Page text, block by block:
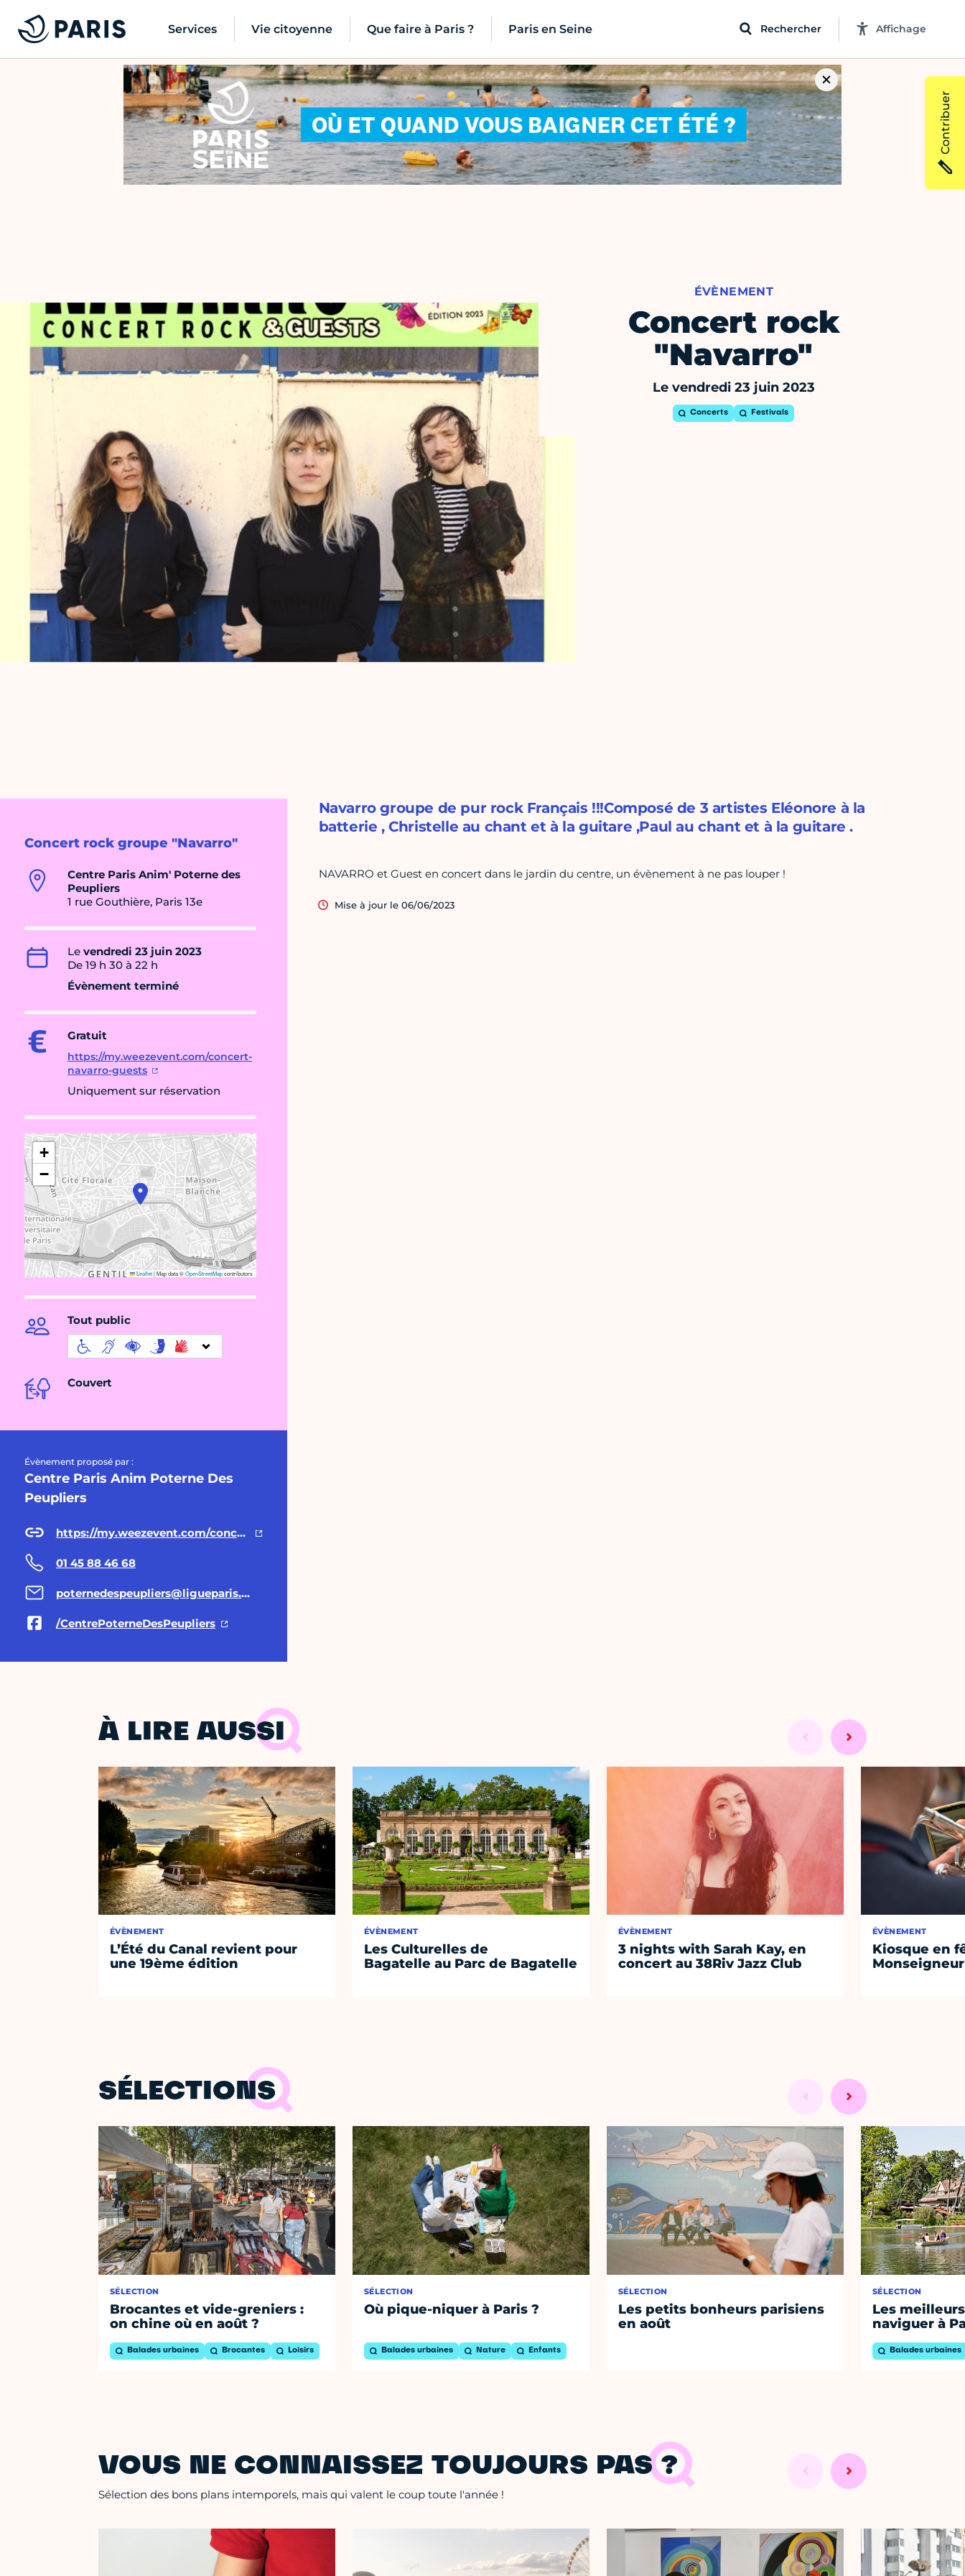
Services Vie citoyenne Que faire à Paris ? Paris en Seine Rechercher Affichage
ÉVÈNEMENT
Concert rock
"Navarro"
Le vendredi 23 juin 2023
Concerts Festivals
Concert rock groupe "Navarro"
Centre Paris Anim' Poterne des
Peupliers
1 rue Gouthière, Paris 13e
Le vendredi 23 juin 2023
De 19 h 30 à 22 h
Évènement terminé
Gratuit
https://my.weezevent.com/concert-
navarro-guests
Uniquement sur réservation
+
−
Leaflet|Map data ©OpenStreetMapcontributors
Tout public
Couvert
Évènement proposé par :
Centre Paris Anim Poterne Des
Peupliers
https://my.weezevent.com/concert-navarro-guests
01 45 88 46 68
poternedespeupliers@ligueparis.org
/CentrePoterneDesPeupliers
Navarro groupe de pur rock Français !!!Composé de 3 artistes Eléonore à la
batterie , Christelle au chant et à la guitare ,Paul au chant et à la guitare .
NAVARRO et Guest en concert dans le jardin du centre, un évènement à ne pas louper !
Mise à jour le 06/06/2023
À LIRE AUSSI
ÉVÈNEMENT
L’Été du Canal revient pour
une 19ème édition
ÉVÈNEMENT
Les Culturelles de
Bagatelle au Parc de Bagatelle
ÉVÈNEMENT
3 nights with Sarah Kay, en
concert au 38Riv Jazz Club
ÉVÈNEMENT
Kiosque en
SÉLECTIONS
SÉLECTION
Brocantes et vide-greniers :
on chine où en août ?
Balades urbaines Brocantes Loisirs
SÉLECTION
Où pique-niquer à Paris ?
Balades urbaines Nature Enfants
SÉLECTION
Les petits bonheurs parisiens
en août
SÉLECTION
Les
naviguer à
Balades urbaines
VOUS NE CONNAISSEZ TOUJOURS PAS ?
Sélection des bons plans intemporels, mais qui valent le coup toute l'année !
Contribuer